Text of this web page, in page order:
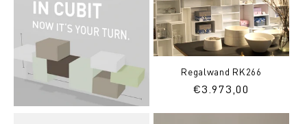
Regalwand RK266
Normaler
€3.973,00